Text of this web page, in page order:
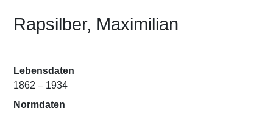
Rapsilber, Maximilian
Lebensdaten
1862 – 1934
Normdaten